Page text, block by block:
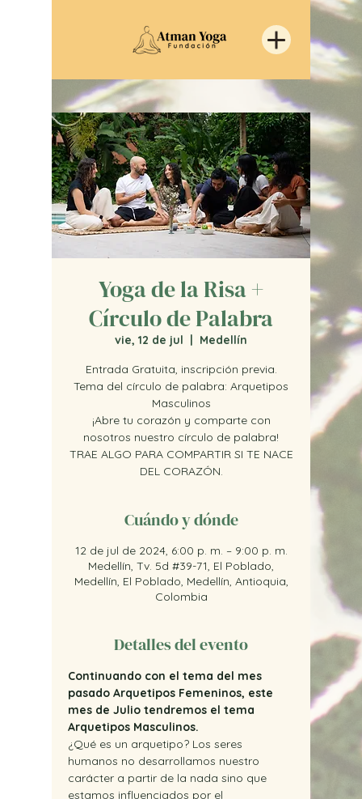
Yoga de la Risa +
Círculo de Palabra
vie, 12 de jul
  |
Medellín
Entrada Gratuita, inscripción previa.
Tema del círculo de palabra: Arquetipos
Masculinos
¡Abre tu corazón y comparte con
nosotros nuestro círculo de palabra!
TRAE ALGO PARA COMPARTIR SI TE NACE
DEL CORAZÓN.
Cuándo y dónde
12 de jul de 2024, 6:00 p. m. – 9:00 p. m.
Medellín, Tv. 5d #39-71, El Poblado,
Medellín, El Poblado, Medellín, Antioquia,
Colombia
Detalles del evento
Continuando con el tema del mes
pasado Arquetipos Femeninos, este
mes de Julio tendremos el tema
Arquetipos Masculinos.
¿Qué es un arquetipo? Los seres
humanos no desarrollamos nuestro
carácter a partir de la nada sino que
estamos influenciados por el